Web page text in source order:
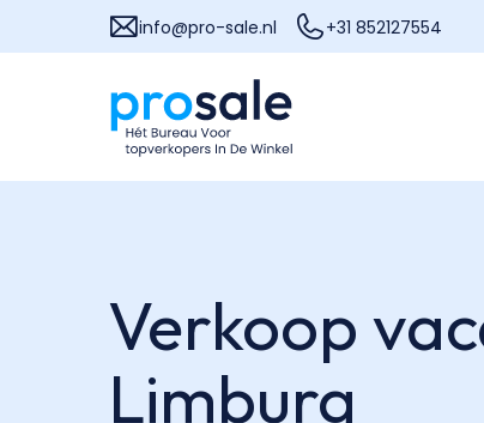
info@pro-sale.nl +31 852127554
Verkoop
Limburg